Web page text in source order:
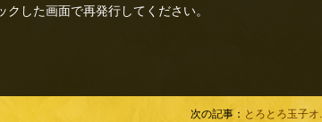
した画面で再発行してください。
次の記事： とろとろ玉子オ...